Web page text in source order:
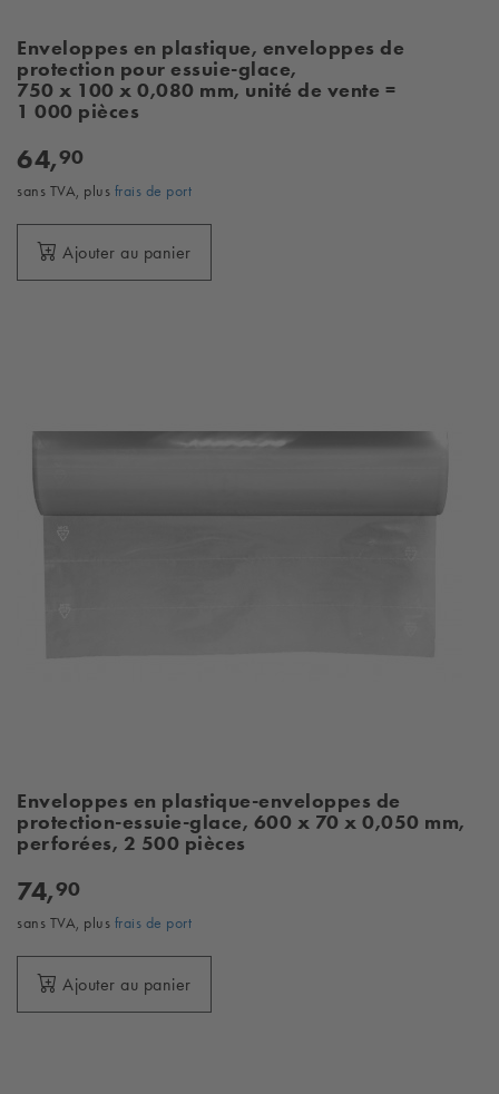
Enveloppes en plastique, enveloppes de
protection pour essuie-glace,
750 x 100 x 0,080 mm, unité de vente =
1 000 pièces
64,90
sans TVA, plus frais de port
Ajouter au panier
Enveloppes en plastique-enveloppes de
protection-essuie-glace, 600 x 70 x 0,050 mm,
perforées, 2 500 pièces
74,90
sans TVA, plus frais de port
Ajouter au panier